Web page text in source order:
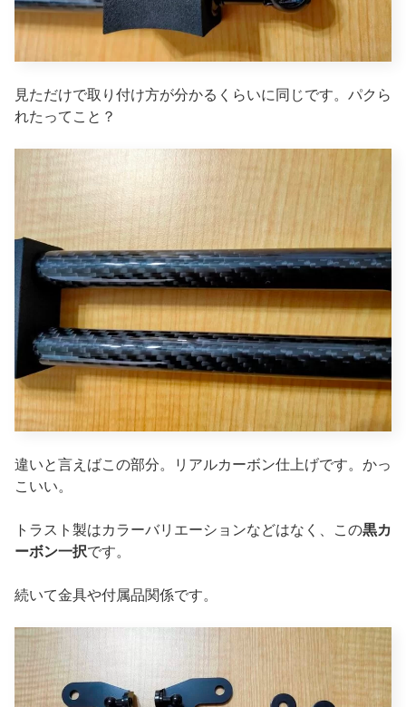
見ただけで取り付け方が分かるくらいに同じです。パクら
れたってこと？
違いと言えばこの部分。リアルカーボン仕上げです。かっ
こいい。
トラスト製はカラーバリエーションなどはなく、この黒カ
ーボン一択です。
続いて金具や付属品関係です。